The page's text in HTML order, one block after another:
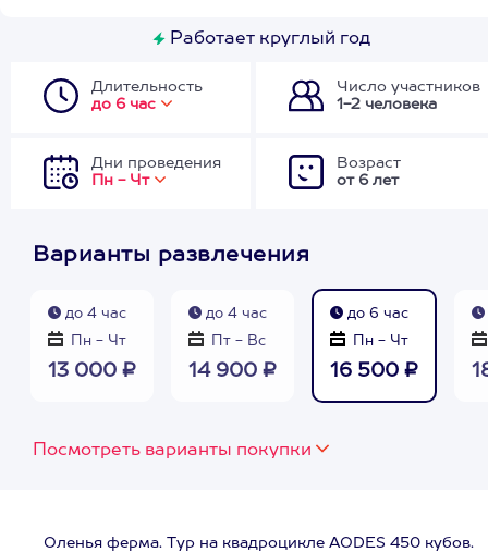
Работает круглый год
Длительность
до 6 час
Число участников
1-2 человека
Дни проведения
Пн - Чт
Возраст
от 6 лет
Варианты развлечения
до 4 час
Пн - Чт
13 000 ₽
до 4 час
Пт - Вс
14 900 ₽
до 6 час
Пн - Чт
16 500 ₽
Посмотреть варианты покупки
Оленья ферма. Тур на квадроцикле AODES 450 кубов.